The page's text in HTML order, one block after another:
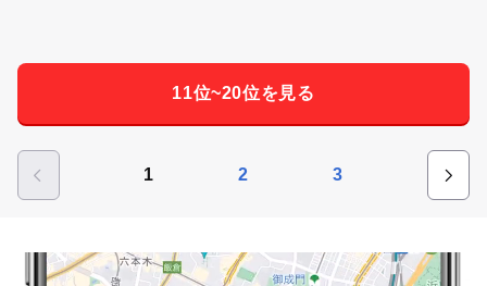
11位~20位を見る
1 2 3